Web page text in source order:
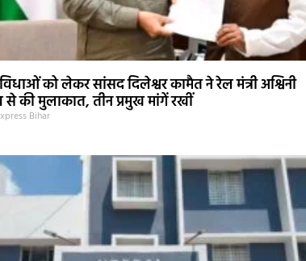
को लेकर सांसद दिलेश्वर कामैत ने रेल मंत्री अश्विनी
की मुलाकात, तीन प्रमुख मांगें रखीं
Bihar